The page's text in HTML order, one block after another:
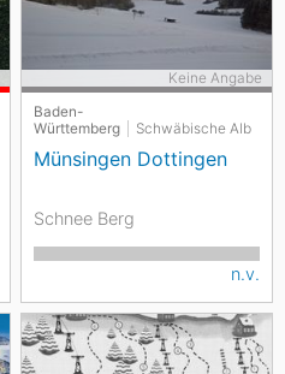
Baden-
Württemberg
Schwäbische Alb
Münsingen Dottingen
Keine Angabe
Schnee Berg
n.v.